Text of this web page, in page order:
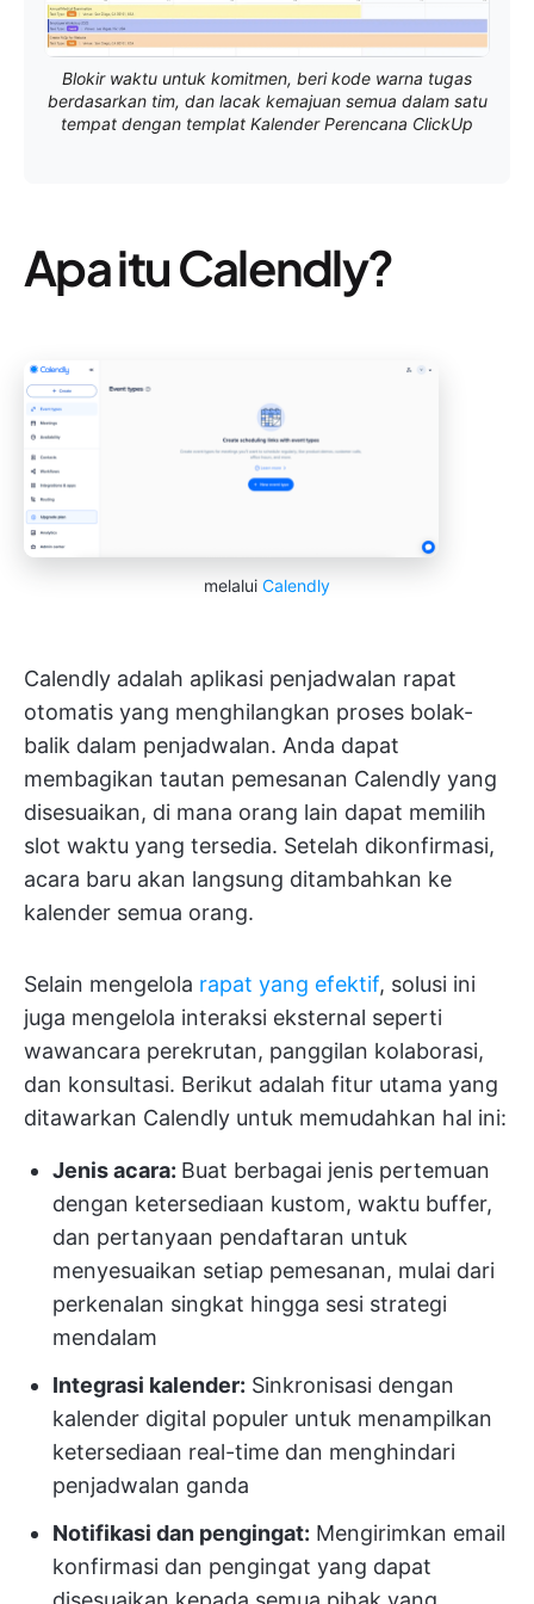
Blokir waktu untuk komitmen, beri kode warna tugas
berdasarkan tim, dan lacak kemajuan semua dalam satu
tempat dengan templat Kalender Perencana ClickUp
Apa itu Calendly?
melalui Calendly
Calendly adalah aplikasi penjadwalan rapat
otomatis yang menghilangkan proses bolak-
balik dalam penjadwalan. Anda dapat
membagikan tautan pemesanan Calendly yang
disesuaikan, di mana orang lain dapat memilih
slot waktu yang tersedia. Setelah dikonfirmasi,
acara baru akan langsung ditambahkan ke
kalender semua orang.
Selain mengelola rapat yang efektif, solusi ini
juga mengelola interaksi eksternal seperti
wawancara perekrutan, panggilan kolaborasi,
dan konsultasi. Berikut adalah fitur utama yang
ditawarkan Calendly untuk memudahkan hal ini:
Jenis acara: Buat berbagai jenis pertemuan
dengan ketersediaan kustom, waktu buffer,
dan pertanyaan pendaftaran untuk
menyesuaikan setiap pemesanan, mulai dari
perkenalan singkat hingga sesi strategi
mendalam
Integrasi kalender: Sinkronisasi dengan
kalender digital populer untuk menampilkan
ketersediaan real-time dan menghindari
penjadwalan ganda
Notifikasi dan pengingat: Mengirimkan email
konfirmasi dan pengingat yang dapat